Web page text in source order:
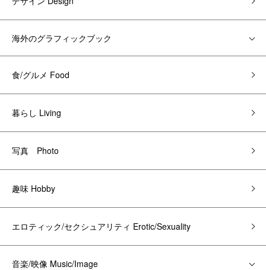
海外のグラフィックブック
食/グルメ Food
暮らし Living
写真 Photo
趣味 Hobby
エロティック/セクシュアリティ Erotic/Sexuality
音楽/映像 Music/Image